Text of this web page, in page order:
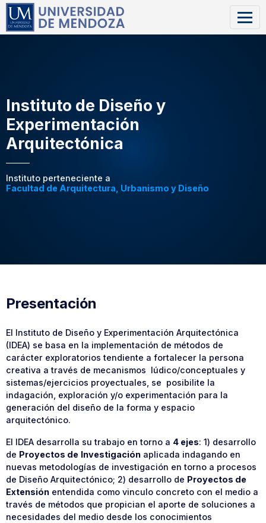
Instituto de Diseño y
Experimentación
Arquitectónica
Instituto perteneciente a
Facultad de Arquitectura, Urbanismo y Diseño
Presentación
El Instituto de Diseño y Experimentación Arquitectónica
(IDEA) se basa en la implementación de métodos de
carácter exploratorios tendiente a fortalecer la persona
creativa a través de mecanismos lúdico/conceptuales y
sistemas/ejercicios proyectuales, se posibilite la
indagación, exploración y/o experimentación para la
generación del diseño de la forma y espacio
arquitectónico.
El IDEA desarrolla su trabajo en torno a 4 ejes: 1) desarrollo
de Proyectos de Investigación aplicada indagando en
nuevas metodologías de investigación en torno a procesos
de Diseño Arquitectónico; 2) desarrollo de Proyectos de
Extensión entendida como vinculo concreto con el medio a
través de métodos que propician el aporte de soluciones a
necesidades del medio desde los conocimientos